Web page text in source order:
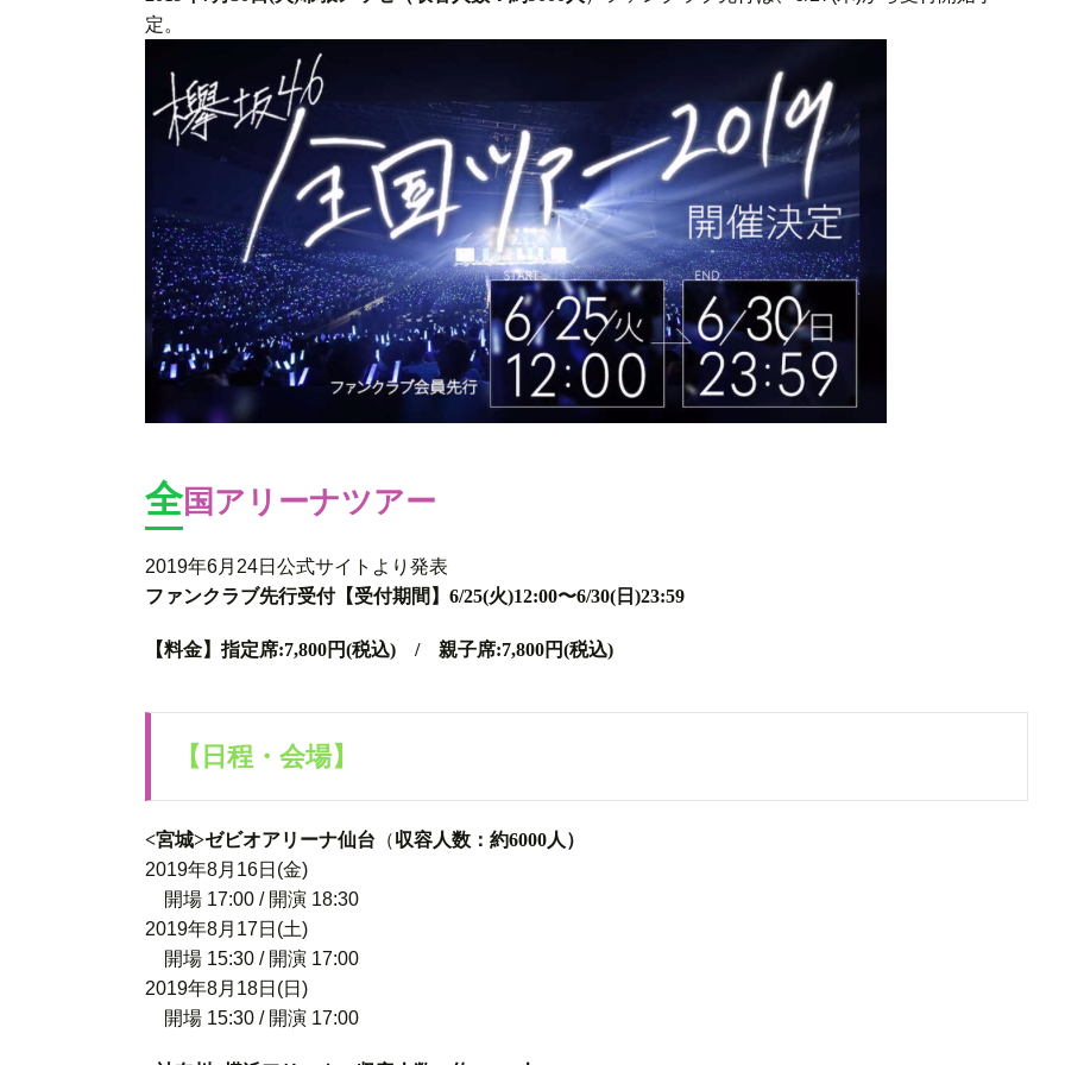
定。
全国アリーナツアー
2019年6月24日公式サイトより発表
ファンクラブ先行受付【受付期間】6/25(火)12:00〜6/30(日)23:59
【料金】指定席:7,800円(税込) / 親子席:7,800円(税込)
【日程・会場】
<宮城>ゼビオアリーナ仙台 （収容人数：約6000人）
2019年8月16日(金)
開場 17:00 / 開演 18:30
2019年8月17日(土)
開場 15:30 / 開演 17:00
2019年8月18日(日)
開場 15:30 / 開演 17:00